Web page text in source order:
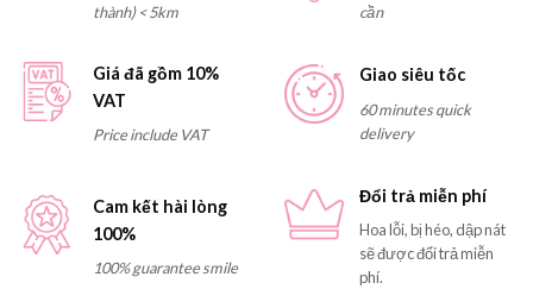
thành) < 5km
cần
Giá đã gồm 10%
VAT
Price include VAT
Giao siêu tốc
60 minutes quick
delivery
Cam kết hài lòng
100%
100% guarantee smile
Đổi trả miễn phí
Hoa lỗi, bị héo, dập nát
sẽ được đổi trả miễn
phí.